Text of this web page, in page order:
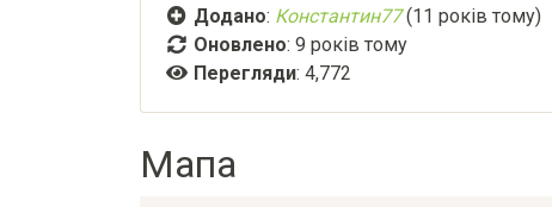
Додано: Константин77 (11 років тому)
Оновлено: 9 років тому
Перегляди: 4,772
Мапа